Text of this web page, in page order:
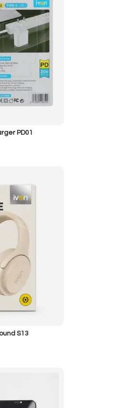
PD01
S13